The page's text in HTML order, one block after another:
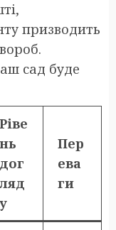
призводить
сад буде
Ріве
нь
дог
ляд
у
Пер
ева
ги